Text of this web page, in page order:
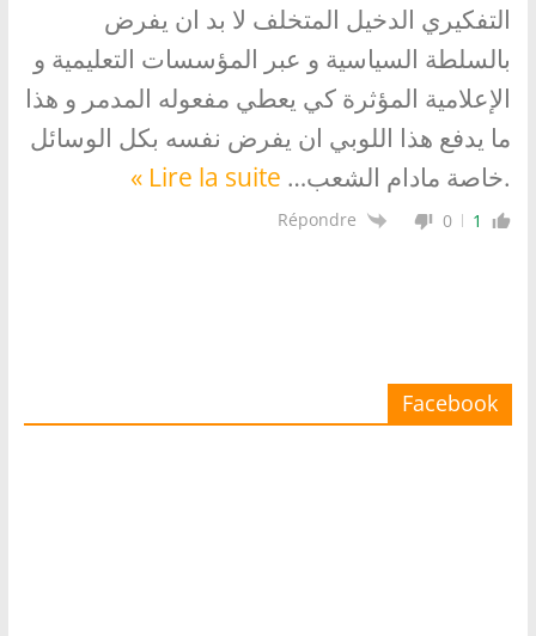
التفكيري الدخيل المتخلف لا بد ان يفرض
بالسلطة السياسية و عبر المؤسسات التعليمية و
الإعلامية المؤثرة كي يعطي مفعوله المدمر و هذا
ما يدفع هذا اللوبي ان يفرض نفسه بكل الوسائل
.خاصة مادام الشعب…
Lire la suite »
1
0
Répondre
Facebook